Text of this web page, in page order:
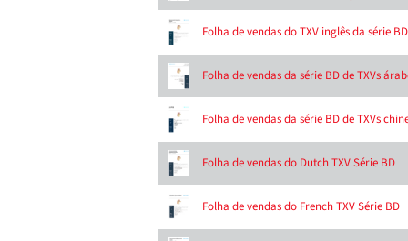
Folha de vendas do TXV inglês da série BD
Folha de vendas da série BD de TXVs
Folha de vendas da série BD de TXVs
Folha de vendas do Dutch TXV Série BD
Folha de vendas do French TXV Série BD